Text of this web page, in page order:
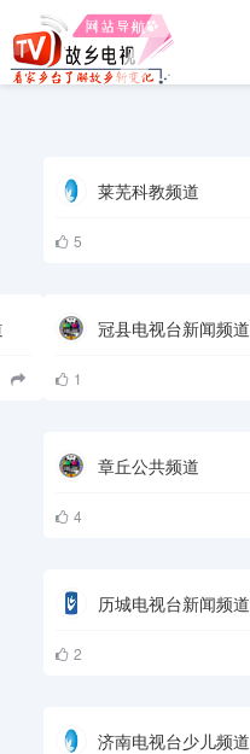
莱芜科教频道
5
冠县电视台新闻频道
1
章丘公共频道
4
历城电视台新闻频道
2
济南电视台少儿频道